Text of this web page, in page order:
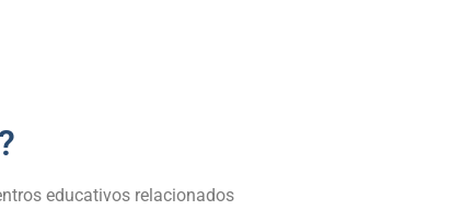
educativos relacionados